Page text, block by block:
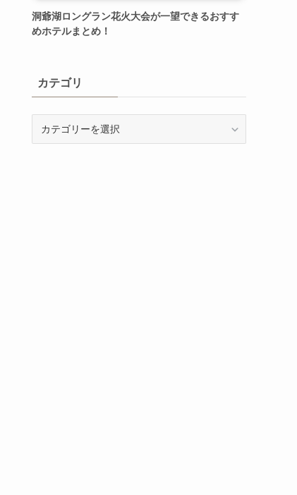
洞爺湖ロングラン花火大会が一望できるおすす
めホテルまとめ！
カテゴリ